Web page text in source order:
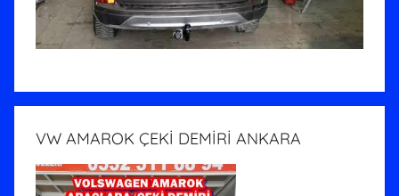
VW AMAROK ÇEKİ DEMİRİ ANKARA